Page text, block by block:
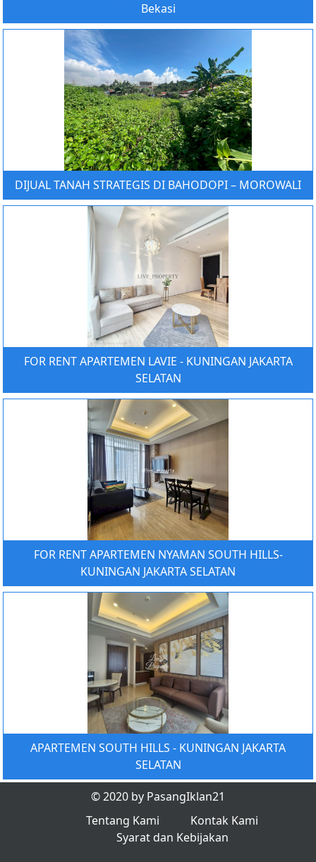
Bekasi
DIJUAL TANAH STRATEGIS DI BAHODOPI – MOROWALI
FOR RENT APARTEMEN LAVIE - KUNINGAN JAKARTA
SELATAN
FOR RENT APARTEMEN NYAMAN SOUTH HILLS-
KUNINGAN JAKARTA SELATAN
APARTEMEN SOUTH HILLS - KUNINGAN JAKARTA
SELATAN
© 2020 by PasangIklan21
Tentang Kami
Kontak Kami
Syarat dan Kebijakan